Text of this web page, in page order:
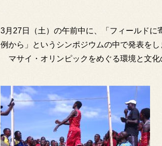
3月27日（土）の午前中に、「フィールド
例から」というシンポジウムの中で発表を
マサイ・オリンピックをめぐる環境と文化